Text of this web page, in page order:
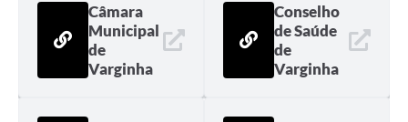
Câmara
Municipal
de
Varginha
Conselho
de Saúde
de
Varginha